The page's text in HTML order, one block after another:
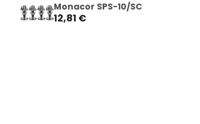
Monacor SPS-10/SC
12,81 €